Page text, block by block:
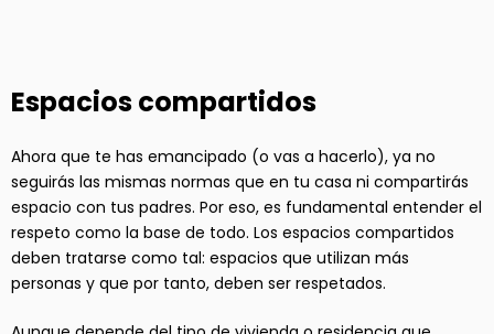
Espacios compartidos
Ahora que te has emancipado (o vas a hacerlo), ya no
seguirás las mismas normas que en tu casa ni compartirás
espacio con tus padres. Por eso, es fundamental entender el
respeto como la base de todo. Los espacios compartidos
deben tratarse como tal: espacios que utilizan más
personas y que por tanto, deben ser respetados.